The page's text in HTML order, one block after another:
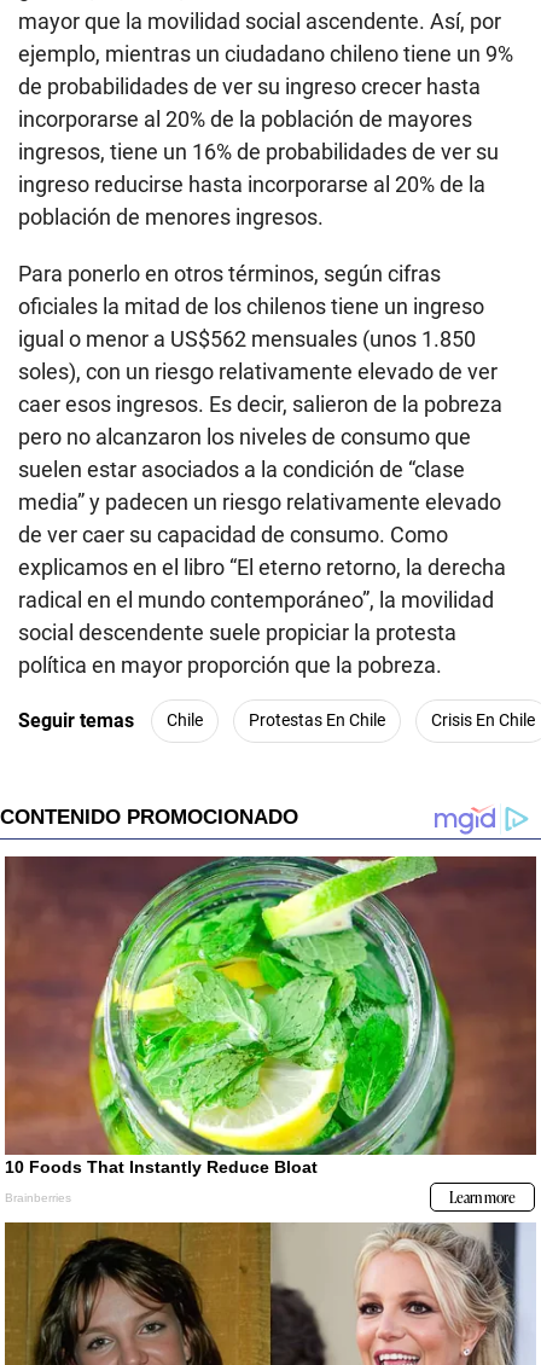
mayor que la movilidad social ascendente. Así, por
ejemplo, mientras un ciudadano chileno tiene un 9%
de probabilidades de ver su ingreso crecer hasta
incorporarse al 20% de la población de mayores
ingresos, tiene un 16% de probabilidades de ver su
ingreso reducirse hasta incorporarse al 20% de la
población de menores ingresos.
Para ponerlo en otros términos, según cifras
oficiales la mitad de los chilenos tiene un ingreso
igual o menor a US$562 mensuales (unos 1.850
soles), con un riesgo relativamente elevado de ver
caer esos ingresos. Es decir, salieron de la pobreza
pero no alcanzaron los niveles de consumo que
suelen estar asociados a la condición de “clase
media” y padecen un riesgo relativamente elevado
de ver caer su capacidad de consumo. Como
explicamos en el libro “El eterno retorno, la derecha
radical en el mundo contemporáneo”, la movilidad
social descendente suele propiciar la protesta
política en mayor proporción que la pobreza.
Seguir temas Chile Protestas En Chile Crisis En Chile